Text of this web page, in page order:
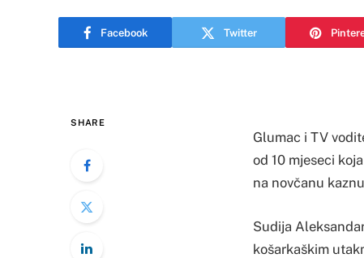
Facebook Twitter
SHARE
Glumac i TV
od 10 mjeseci
na novčanu
Sudija
košarkaškim